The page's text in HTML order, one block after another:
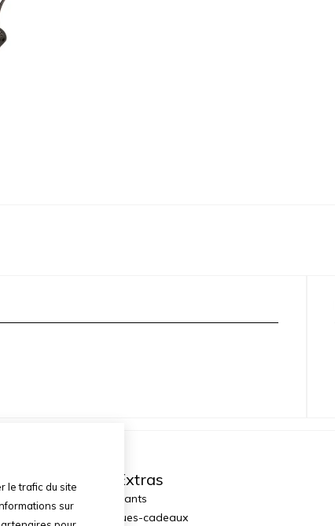
Extras
Fabricants
Chèques-cadeaux
le trafic du site
sur